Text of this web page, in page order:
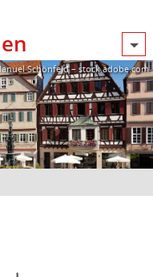
Schönfeld – stock.adobe.com